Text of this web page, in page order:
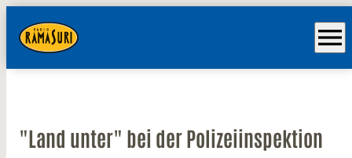
menu
"Land unter" bei der Polizeiinspektion